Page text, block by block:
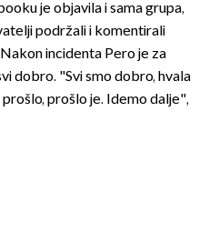
je objavila i sama grupa,
podržali i komentirali
incidenta Pero je za
dobro. "Svi smo dobro, hvala
prošlo je. Idemo dalje",